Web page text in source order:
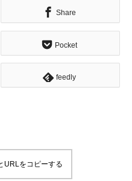
Share
Pocket
feedly
URLをコピーする